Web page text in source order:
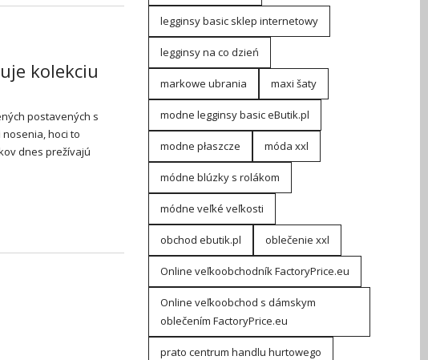
kolekciu
postavených s
hoci to
dnes prežívajú
legginsy basic sklep internetowy
legginsy na co dzień
markowe ubrania maxi šaty
modne legginsy basic eButik.pl
modne płaszcze móda xxl
módne blúzky s rolákom
módne veľké veľkosti
obchod ebutik.pl oblečenie xxl
Online veľkoobchodník FactoryPrice.eu
Online veľkoobchod s dámskym
oblečením FactoryPrice.eu
prato centrum handlu hurtowego